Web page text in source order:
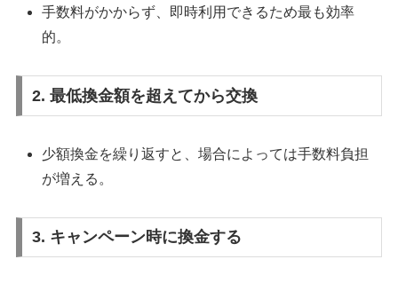
手数料がかからず、即時利用できるため最も効率
的。
2. 最低換金額を超えてから交換
少額換金を繰り返すと、場合によっては手数料負担
が増える。
3. キャンペーン時に換金する